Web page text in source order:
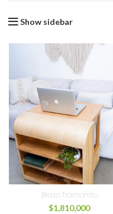
Show sidebar
Brazo Tramontto
$1,810,000